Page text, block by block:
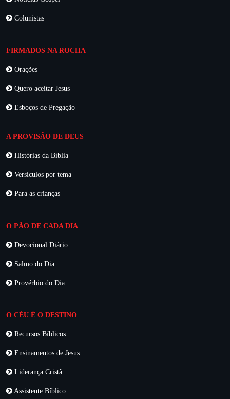
Colunistas
FIRMADOS NA ROCHA
Orações
Quero aceitar Jesus
Esboços de Pregação
A PROVISÃO DE DEUS
Histórias da Bíblia
Versículos por tema
Para as crianças
O PÃO DE CADA DIA
Devocional Diário
Salmo do Dia
Provérbio do Dia
O CÉU É O DESTINO
Recursos Bíblicos
Ensinamentos de Jesus
Liderança Cristã
Assistente Bíblico